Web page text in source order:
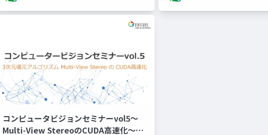
コンピュータビジョンセミナーvol5～
Multi-View StereoのCUDA高速化～